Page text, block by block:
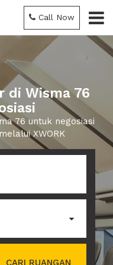
Call Now
di Wisma 76
76 untuk negosiasi
XWORK
CARI RUANGAN